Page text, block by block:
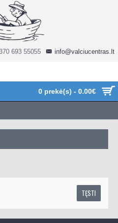
0 prekė(s) - 0.00€
693 55055 info@valciucentras.lt
TĘSTI